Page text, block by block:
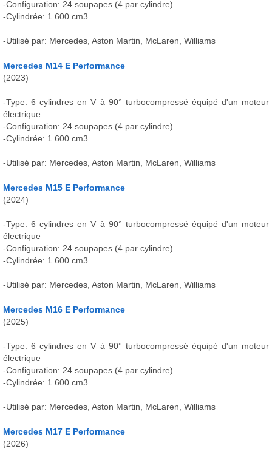
-Configuration: 24 soupapes (4 par cylindre)
-Cylindrée: 1 600 cm3
-Utilisé par: Mercedes, Aston Martin, McLaren, Williams
Mercedes M14 E Performance
(2023)
-Type: 6 cylindres en V à 90° turbocompressé équipé d'un moteur
électrique
-Configuration: 24 soupapes (4 par cylindre)
-Cylindrée: 1 600 cm3
-Utilisé par: Mercedes, Aston Martin, McLaren, Williams
Mercedes M15 E Performance
(2024)
-Type: 6 cylindres en V à 90° turbocompressé équipé d'un moteur
électrique
-Configuration: 24 soupapes (4 par cylindre)
-Cylindrée: 1 600 cm3
-Utilisé par: Mercedes, Aston Martin, McLaren, Williams
Mercedes M16 E Performance
(2025)
-Type: 6 cylindres en V à 90° turbocompressé équipé d'un moteur
électrique
-Configuration: 24 soupapes (4 par cylindre)
-Cylindrée: 1 600 cm3
-Utilisé par: Mercedes, Aston Martin, McLaren, Williams
Mercedes M17 E Performance
(2026)